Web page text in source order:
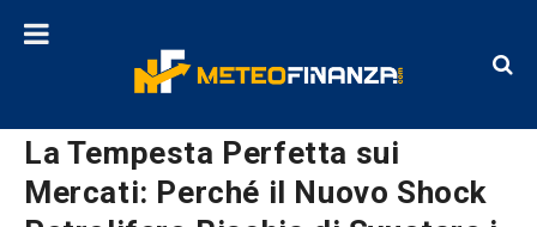
La Tempesta Perfetta sui
Mercati: Perché il Nuovo Shock